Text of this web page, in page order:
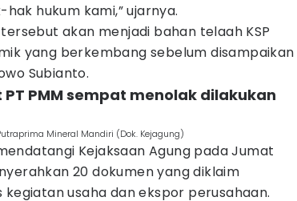
hukum kami,” ujarnya.
akan menjadi bahan telaah KSP
yang berkembang sebelum disampaikan
Subianto.
PT PMM sempat menolak dilakukan
Mineral Mandiri (Dok. Kejagung)
Kejaksaan Agung pada Jumat
20 dokumen yang diklaim
usaha dan ekspor perusahaan.